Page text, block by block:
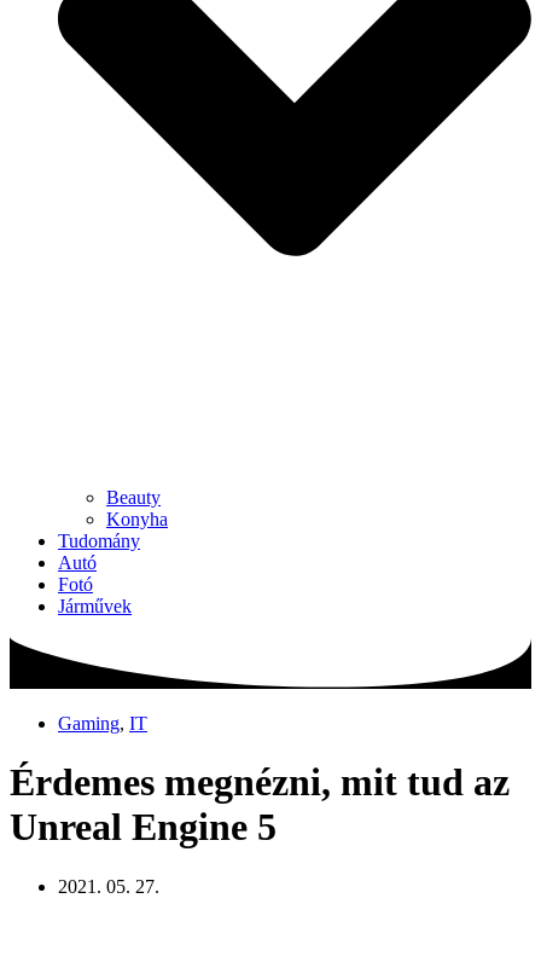
Beauty
Konyha
Tudomány
Autó
Fotó
Járművek
Gaming, IT
Érdemes megnézni, mit tud az
Unreal Engine 5
2021. 05. 27.